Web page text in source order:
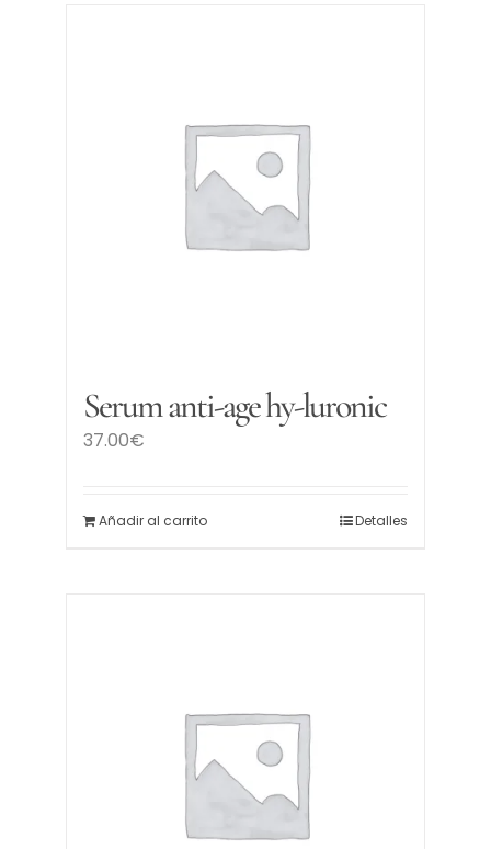
Serum anti-age hy-luronic
37.00€
Añadir al carrito Detalles